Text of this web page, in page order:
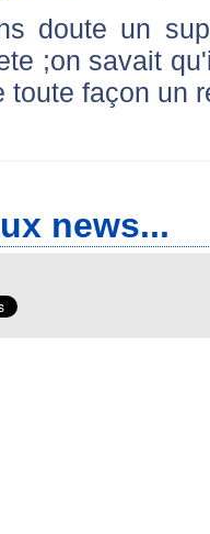
doute un
;on savait
toute façon un
news...